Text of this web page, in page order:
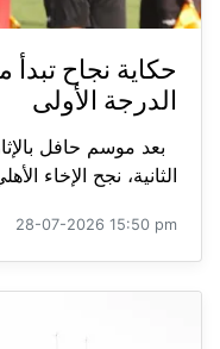
حكاية نجاح
الدرجة الأولى
بعد موسم حافل
الثانية، نجح الإخاء
28-07-2026 15:50 pm